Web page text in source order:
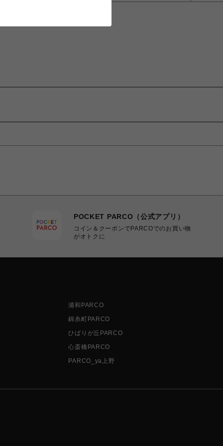
POCKET PARCO（公式アプリ）
コイン＆クーポンでPARCOでのお買い物
がオトクに
浦和PARCO
錦糸町PARCO
ひばりが丘PARCO
心斎橋PARCO
PARCO_ya上野